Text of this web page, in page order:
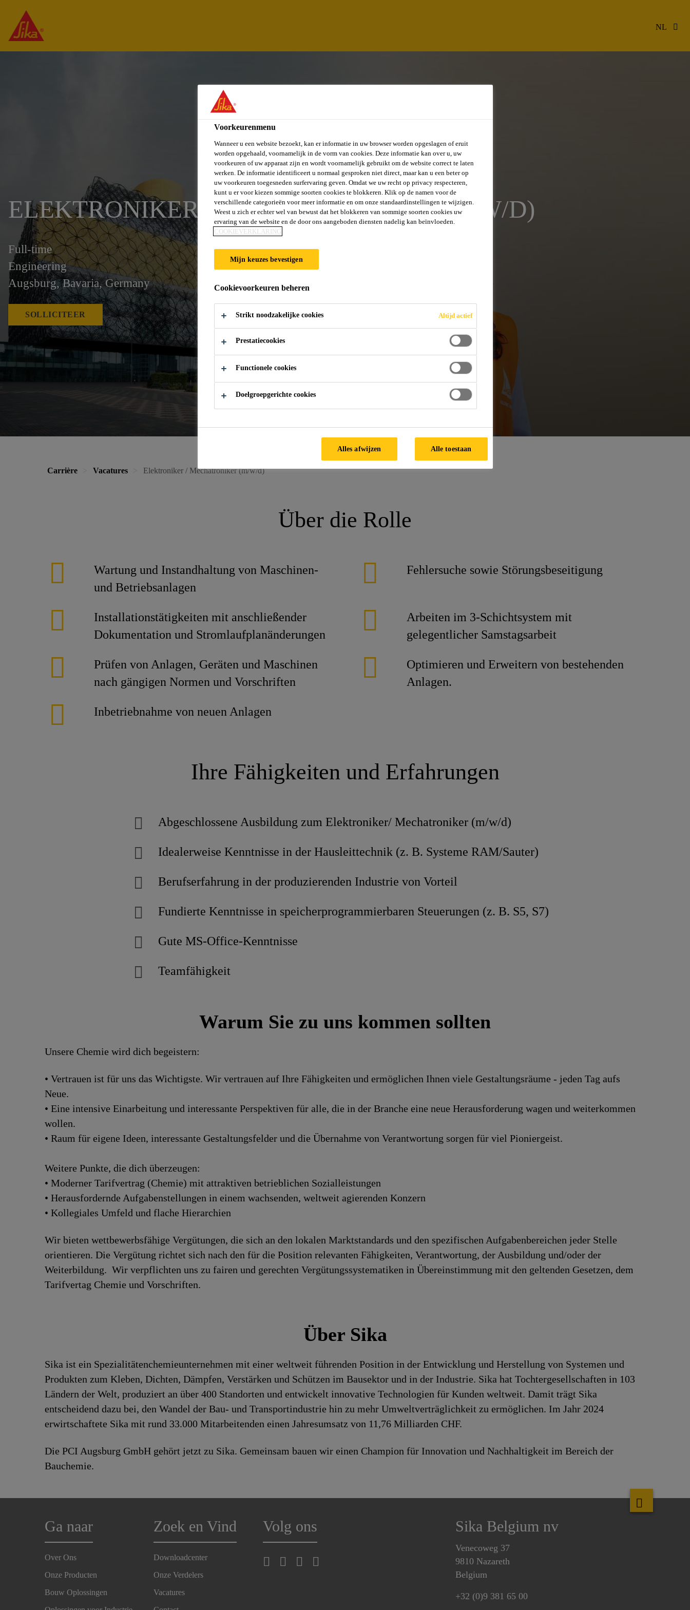
NL
ELEKTRONIKER / MECHATRONIKER (M/W/D)
Full-time
Engineering
Augsburg, Bavaria, Germany
SOLLICITEER
Carrière Vacatures Elektroniker / Mechatroniker (m/w/d)
Über die Rolle
Wartung und Instandhaltung von Maschinen-
und Betriebsanlagen
Fehlersuche sowie Störungsbeseitigung
Installationstätigkeiten mit anschließender
Dokumentation und Stromlaufplanänderungen
Arbeiten im 3-Schichtsystem mit
gelegentlicher Samstagsarbeit
Prüfen von Anlagen, Geräten und Maschinen
nach gängigen Normen und Vorschriften
Optimieren und Erweitern von bestehenden
Anlagen.
Inbetriebnahme von neuen Anlagen
Ihre Fähigkeiten und Erfahrungen
Abgeschlossene Ausbildung zum Elektroniker/ Mechatroniker (m/w/d)
Idealerweise Kenntnisse in der Hausleittechnik (z. B. Systeme RAM/Sauter)
Berufserfahrung in der produzierenden Industrie von Vorteil
Fundierte Kenntnisse in speicherprogrammierbaren Steuerungen (z. B. S5, S7)
Gute MS-Office-Kenntnisse
Teamfähigkeit
Warum Sie zu uns kommen sollten
Unsere Chemie wird dich begeistern:
• Vertrauen ist für uns das Wichtigste. Wir vertrauen auf Ihre Fähigkeiten und ermöglichen Ihnen viele Gestaltungsräume - jeden Tag aufs
Neue.
• Eine intensive Einarbeitung und interessante Perspektiven für alle, die in der Branche eine neue Herausforderung wagen und weiterkommen
wollen.
• Raum für eigene Ideen, interessante Gestaltungsfelder und die Übernahme von Verantwortung sorgen für viel Pioniergeist.
Weitere Punkte, die dich überzeugen:
• Moderner Tarifvertrag (Chemie) mit attraktiven betrieblichen Sozialleistungen
• Herausfordernde Aufgabenstellungen in einem wachsenden, weltweit agierenden Konzern
• Kollegiales Umfeld und flache Hierarchien
Wir bieten wettbewerbsfähige Vergütungen, die sich an den lokalen Marktstandards und den spezifischen Aufgabenbereichen jeder Stelle
orientieren. Die Vergütung richtet sich nach den für die Position relevanten Fähigkeiten, Verantwortung, der Ausbildung und/oder der
Weiterbildung. Wir verpflichten uns zu fairen und gerechten Vergütungssystematiken in Übereinstimmung mit den geltenden Gesetzen, dem
Tarifvertag Chemie und Vorschriften.
Über Sika
Sika ist ein Spezialitätenchemieunternehmen mit einer weltweit führenden Position in der Entwicklung und Herstellung von Systemen und
Produkten zum Kleben, Dichten, Dämpfen, Verstärken und Schützen im Bausektor und in der Industrie. Sika hat Tochtergesellschaften in 103
Ländern der Welt, produziert an über 400 Standorten und entwickelt innovative Technologien für Kunden weltweit. Damit trägt Sika
entscheidend dazu bei, den Wandel der Bau- und Transportindustrie hin zu mehr Umweltverträglichkeit zu ermöglichen. Im Jahr 2024
erwirtschaftete Sika mit rund 33.000 Mitarbeitenden einen Jahresumsatz von 11,76 Milliarden CHF.
Die PCI Augsburg GmbH gehört jetzt zu Sika. Gemeinsam bauen wir einen Champion für Innovation und Nachhaltigkeit im Bereich der
Bauchemie.
Ga naar
Over Ons
Onze Producten
Bouw Oplossingen
Zoek en Vind
Downloadcenter
Onze Verdelers
Vacatures
Volg ons Sika Belgium nv
Venecoweg 37
9810 Nazareth
Belgium
+32 (0)9 381 65 00
Voorkeurenmenu
Wanneer u een website bezoekt, kan er informatie in uw browser worden opgeslagen of eruit
worden opgehaald, voornamelijk in de vorm van cookies. Deze informatie kan over u, uw
voorkeuren of uw apparaat zijn en wordt voornamelijk gebruikt om de website correct te laten
werken. De informatie identificeert u normaal gesproken niet direct, maar kan u een beter op
uw voorkeuren toegesneden surfervaring geven. Omdat we uw recht op privacy respecteren,
kunt u er voor kiezen sommige soorten cookies te blokkeren. Klik op de namen voor de
verschillende categorieën voor meer informatie en om onze standaardinstellingen te wijzigen.
Weest u zich er echter wel van bewust dat het blokkeren van sommige soorten cookies uw
ervaring van de website en de door ons aangeboden diensten nadelig kan beïnvloeden.
COOKIEVERKLARING
Mijn keuzes bevestigen
Cookievoorkeuren beheren
Strikt noodzakelijke cookies Altijd actief
Prestatiecookies
Functionele cookies
Doelgroepgerichte cookies
Alles afwijzen Alle toestaan